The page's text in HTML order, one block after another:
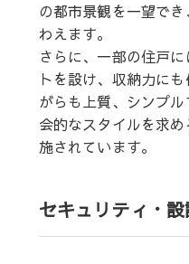
の都市景観を一望で
わえます。
さらに、一部の住戸
トを設け、収納力に
がらも上質、シンプ
会的なスタイルを求
施されています。
セキュリティ・